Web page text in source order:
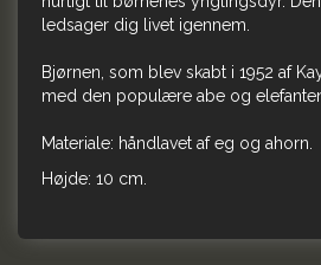
ledsager dig livet igennem.
Bjørnen, som blev skabt i 1952 af
med den populære abe og
Materiale: håndlavet af eg og ahorn.
Højde: 10 cm.